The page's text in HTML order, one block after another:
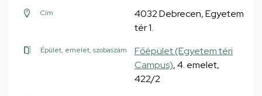
Cím
4032 Debrecen, Egyetem
tér 1.
Épület, emelet, szobaszám
Főépület (Egyetem téri
Campus), 4. emelet,
422/2